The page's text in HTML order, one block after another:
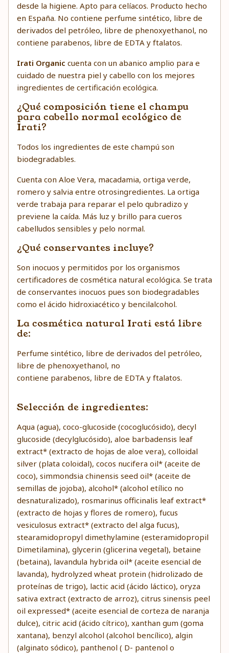
desde la higiene. Apto para celíacos. Producto hecho
en España. No contiene perfume sintético, libre de
derivados del petróleo, libre de phenoxyethanol, no
contiene parabenos, libre de EDTA y ftalatos.
Irati Organic cuenta con un abanico amplio para e
cuidado de nuestra piel y cabello con los mejores
ingredientes de certificación ecológica.
¿Qué composición tiene el champu
para cabello normal ecológico de
Irati?
Todos los ingredientes de este champú son
biodegradables.
Cuenta con Aloe Vera, macadamia, ortiga verde,
romero y salvia entre otrosingredientes. La ortiga
verde trabaja para reparar el pelo qubradizo y
previene la caída. Más luz y brillo para cueros
cabelludos sensibles y pelo normal.
¿Qué conservantes incluye?
Son inocuos y permitidos por los organismos
certificadores de cosmética natural ecológica. Se trata
de conservantes inocuos pues son biodegradables
como el ácido hidroxiacético y bencilalcohol.
La cosmética natural Irati está libre
de:
Perfume sintético, libre de derivados del petróleo,
libre de phenoxyethanol, no
contiene parabenos, libre de EDTA y ftalatos.
Selección de ingredientes:
Aqua (agua), coco-glucoside (cocoglucósido), decyl
glucoside (decylglucósido), aloe barbadensis leaf
extract* (extracto de hojas de aloe vera), colloidal
silver (plata coloidal), cocos nucifera oil* (aceite de
coco), simmondsia chinensis seed oil* (aceite de
semillas de jojoba), alcohol* (alcohol etílico no
desnaturalizado), rosmarinus officinalis leaf extract*
(extracto de hojas y flores de romero), fucus
vesiculosus extract* (extracto del alga fucus),
stearamidopropyl dimethylamine (esteramidopropil
Dimetilamina), glycerin (glicerina vegetal), betaine
(betaina), lavandula hybrida oil* (aceite esencial de
lavanda), hydrolyzed wheat protein (hidrolizado de
proteínas de trigo), lactic acid (ácido láctico), oryza
sativa extract (extracto de arroz), citrus sinensis peel
oil expressed* (aceite esencial de corteza de naranja
dulce), citric acid (ácido cítrico), xanthan gum (goma
xantana), benzyl alcohol (alcohol bencílico), algin
(alginato sódico), panthenol ( D- pantenol o